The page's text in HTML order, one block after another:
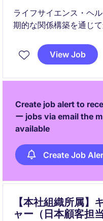
ライフサイエンス・ヘ
期的な関係構築を通じ
なビジネス機会の創出
す。
View Job
Create job alert to
ー jobs via email the
available
Create Job
【本社組織所属】
ャー（日本顧客担当